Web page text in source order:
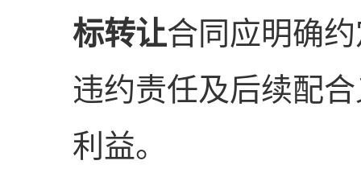
标转让合同应明确
违约责任及后续配
利益。